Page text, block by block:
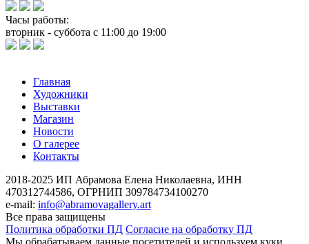
Часы работы:
вторник - суббота с 11:00 до 19:00
Главная
Художники
Выставки
Магазин
Новости
О галерее
Контакты
2018-2025 ИП Абрамова Елена Николаевна, ИНН
470312744586, ОГРНИП 309784734100270
e-mail: info@abramovagallery.art
Все права защищены
Политика обработки ПД Согласие на обработку ПД
Мы обрабатываем данные посетителей и используем куки